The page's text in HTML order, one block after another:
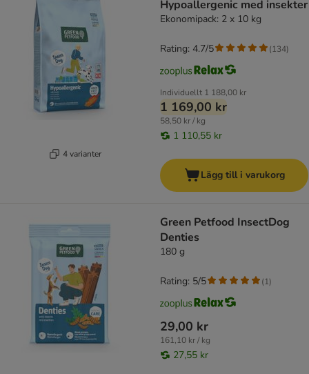
4 varianter
Hypoallergenic med insekter
Ekonomipack: 2 x 10 kg
Individuellt 1 188,00 kr
1 169,00 kr
58,50 kr / kg
1 110,55 kr
Rating: 4.7/5 (134)
Lägg till i varukorg
Green Petfood InsectDog
Denties
180 g
29,00 kr
161,10 kr / kg
27,55 kr
Rating: 5/5 (1)